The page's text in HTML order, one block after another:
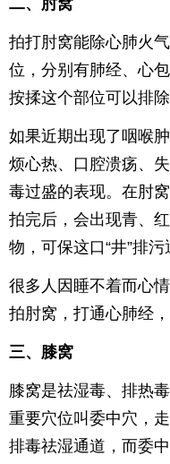
二、肘窝
拍打肘窝能除心肺火
位，分别有肺经、心
按揉这个部位可以排
如果近期出现了咽喉
烦心热、口腔溃疡、
毒过盛的表现。在肘
拍完后，会出现青、
物，可保这口“井”排污
很多人因睡不着而心
拍肘窝，打通心肺经
三、膝窝
膝窝是祛湿毒、排热
重要穴位叫委中穴，
排毒祛湿通道，而委